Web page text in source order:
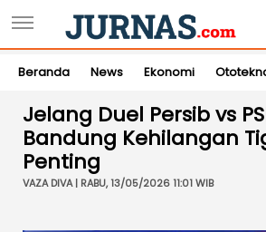
Beranda News Ekonomi
Jelang Duel Persib vs
Bandung Kehilangan
Penting
VAZA DIVA | RABU, 13/05/2026 11:01 WIB